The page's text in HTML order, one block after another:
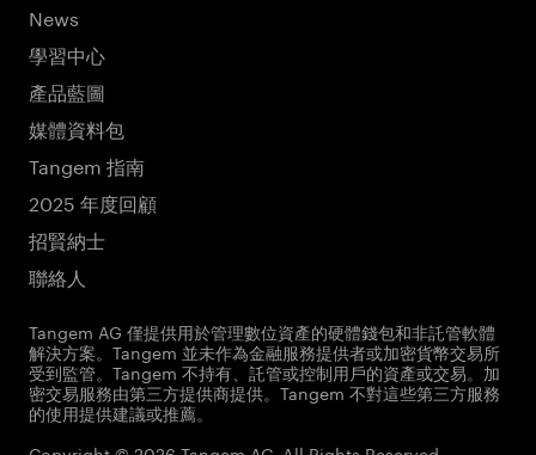
News
學習中心
產品藍圖
媒體資料包
Tangem 指南
2025 年度回顧
招賢納士
聯絡人
Tangem AG 僅提供用於管理數位資產的硬體錢包和非託管軟體
解決方案。Tangem 並未作為金融服務提供者或加密貨幣交易所
受到監管。Tangem 不持有、託管或控制用戶的資產或交易。加
密交易服務由第三方提供商提供。Tangem 不對這些第三方服務
的使用提供建議或推薦。